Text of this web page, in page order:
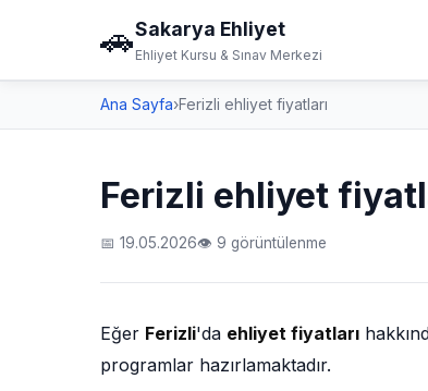
🚗Sakarya Ehliyet
Ehliyet Kursu & Sınav Merkezi
Ana Sayfa›Ferizli ehliyet fiyatları
Ferizli ehliyet
📅 19.05.2026👁 9 görüntülenme
Eğer Ferizli'da ehliyet fiyatları
programlar hazırlamaktadır.